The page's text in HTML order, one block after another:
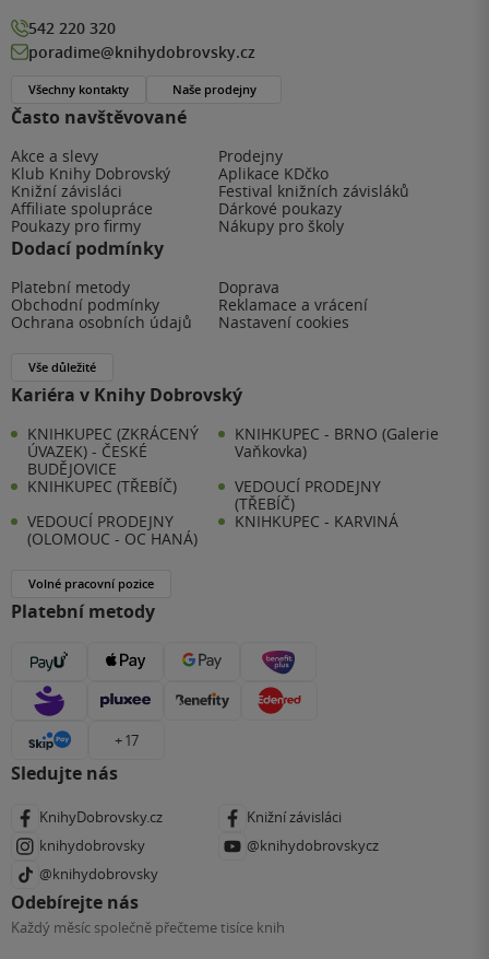
Často navštěvované
Akce a slevy
Prodejny
Klub Knihy Dobrovský
Aplikace KDčko
Knižní závisláci
Festival knižních závisláků
Affiliate spolupráce
Dárkové poukazy
Poukazy pro firmy
Nákupy pro školy
Dodací podmínky
Platební metody
Doprava
Obchodní podmínky
Reklamace a vrácení
Ochrana osobních údajů
Nastavení cookies
Vše důležité
Kariéra v Knihy Dobrovský
KNIHKUPEC (ZKRÁCENÝ
ÚVAZEK) - ČESKÉ
BUDĚJOVICE
KNIHKUPEC - BRNO (Galerie
Vaňkovka)
KNIHKUPEC (TŘEBÍČ)
VEDOUCÍ PRODEJNY
(TŘEBÍČ)
VEDOUCÍ PRODEJNY
(OLOMOUC - OC HANÁ)
KNIHKUPEC - KARVINÁ
Volné pracovní pozice
Platební metody
+ 17
Sledujte nás
KnihyDobrovsky.cz
Knižní závisláci
knihydobrovsky
@knihydobrovskycz
@knihydobrovsky
Odebírejte nás
Každý měsíc společně přečteme tisíce knih
542 220 320
poradime@knihydobrovsky.cz
Všechny kontakty Naše prodejny